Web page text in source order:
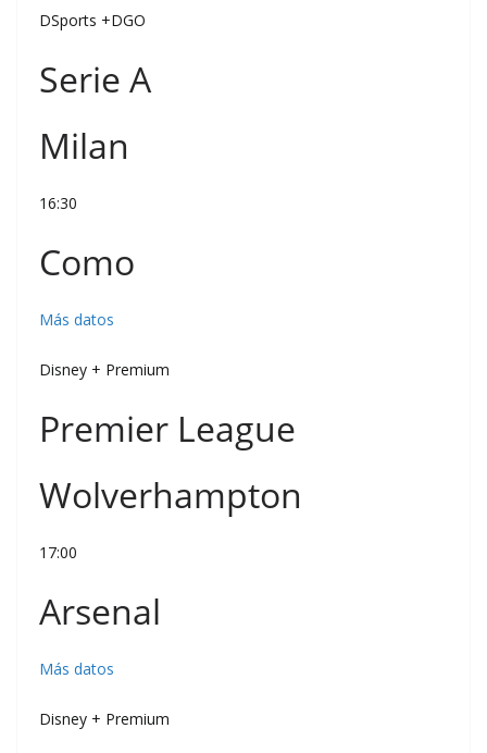
DSports +DGO
Serie A
Milan
16:30
Como
Más datos
Disney + Premium
Premier League
Wolverhampton
17:00
Arsenal
Más datos
Disney + Premium